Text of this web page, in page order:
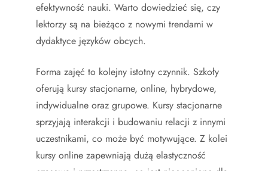
efektywność nauki. Warto dowiedzieć się, czy
lektorzy są na bieżąco z nowymi trendami w
dydaktyce języków obcych.
Forma zajęć to kolejny istotny czynnik. Szkoły
oferują kursy stacjonarne, online, hybrydowe,
indywidualne oraz grupowe. Kursy stacjonarne
sprzyjają interakcji i budowaniu relacji z innymi
uczestnikami, co może być motywujące. Z kolei
kursy online zapewniają dużą elastyczność